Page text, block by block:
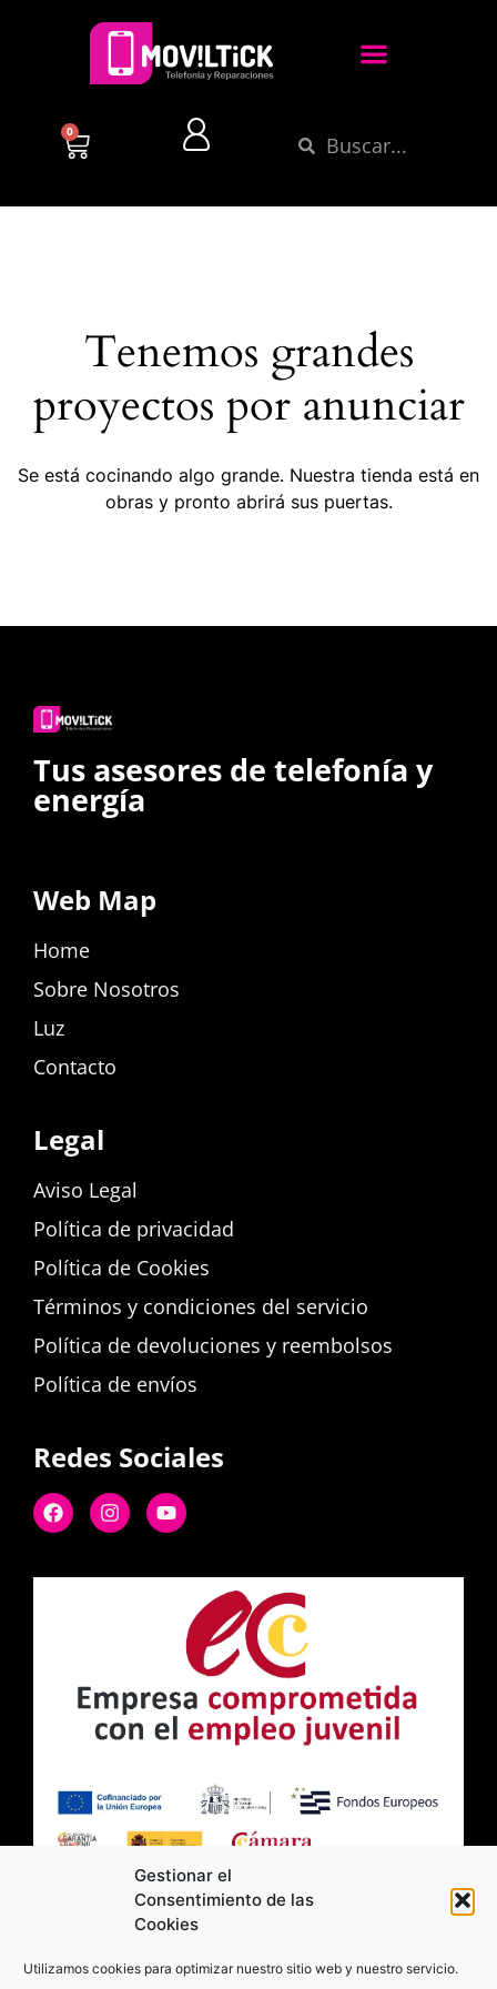
Gestionar el
Consentimiento de las
Cookies
Utilizamos cookies para optimizar nuestro sitio web y nuestro servicio.
0
Tenemos grandes
proyectos por anunciar
Se está cocinando algo grande. Nuestra tienda está en
obras y pronto abrirá sus puertas.
Tus asesores de telefonía y
energía
Web Map
Home
Sobre Nosotros
Luz
Contacto
Legal
Aviso Legal
Política de privacidad
Política de Cookies
Términos y condiciones del servicio
Política de devoluciones y reembolsos
Política de envíos
Redes Sociales
2026 Moviltick technologies. Todos los